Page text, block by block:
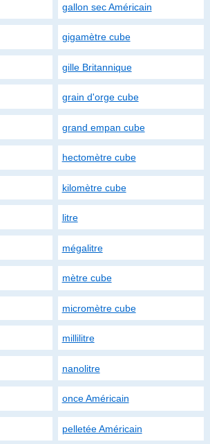
gallon sec Américain
gigamètre cube
gille Britannique
grain d'orge cube
grand empan cube
hectomètre cube
kilomètre cube
litre
mégalitre
mètre cube
micromètre cube
millilitre
nanolitre
once Américain
pelletée Américain